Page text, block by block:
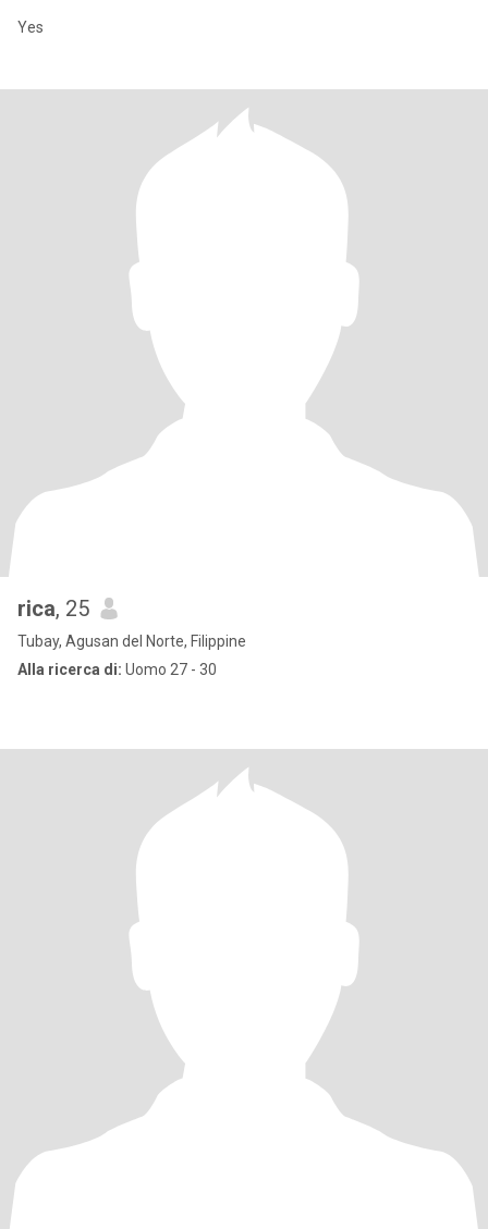
Yes
rica, 25
Tubay, Agusan del Norte, Filippine
Alla ricerca di: Uomo 27 - 30